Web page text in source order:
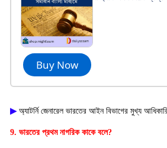
Buy Now
▶ অ্যাটর্নি জেনারেল ভারতের আইন বিভাগের মুখ্য
9. ভারতের প্রথম নাগরিক কাকে বলে?